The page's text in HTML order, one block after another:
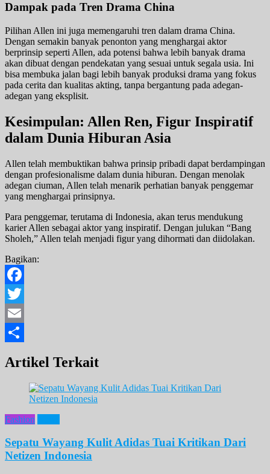
Dampak pada Tren Drama China
Pilihan Allen ini juga memengaruhi tren dalam drama China.
Dengan semakin banyak penonton yang menghargai aktor
berprinsip seperti Allen, ada potensi bahwa lebih banyak drama
akan dibuat dengan pendekatan yang sesuai untuk segala usia. Ini
bisa membuka jalan bagi lebih banyak produksi drama yang fokus
pada cerita dan kualitas akting, tanpa bergantung pada adegan-
adegan yang eksplisit.
Kesimpulan: Allen Ren, Figur Inspiratif
dalam Dunia Hiburan Asia
Allen telah membuktikan bahwa prinsip pribadi dapat berdampingan
dengan profesionalisme dalam dunia hiburan. Dengan menolak
adegan ciuman, Allen telah menarik perhatian banyak penggemar
yang menghargai prinsipnya.
Para penggemar, terutama di Indonesia, akan terus mendukung
karier Allen sebagai aktor yang inspiratif. Dengan julukan “Bang
Sholeh,” Allen telah menjadi figur yang dihormati dan diidolakan.
Bagikan:
Facebook
Twitter
Email
Artikel Terkait
Fashion
Sepatu Wayang Kulit Adidas Tuai Kritikan Dari
Netizen Indonesia